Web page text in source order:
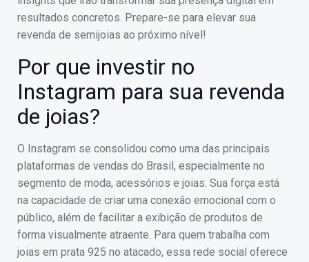
resultados concretos. Prepare-se para elevar sua
revenda de semijoias ao próximo nível!
Por que investir no
Instagram para sua revenda
de joias?
O Instagram se consolidou como uma das principais
plataformas de vendas do Brasil, especialmente no
segmento de moda, acessórios e joias. Sua força está
na capacidade de criar uma conexão emocional com o
público, além de facilitar a exibição de produtos de
forma visualmente atraente. Para quem trabalha com
joias em prata 925 no atacado, essa rede social oferece